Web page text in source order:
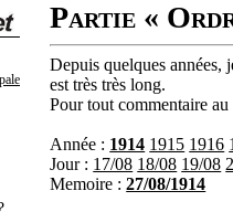
Partie «
Depuis quelques années,
est très très long.
Pour tout commentaire
Année : 1914 1915 1916
Jour : 17/08 18/08 19/08
Memoire :27/08/1914